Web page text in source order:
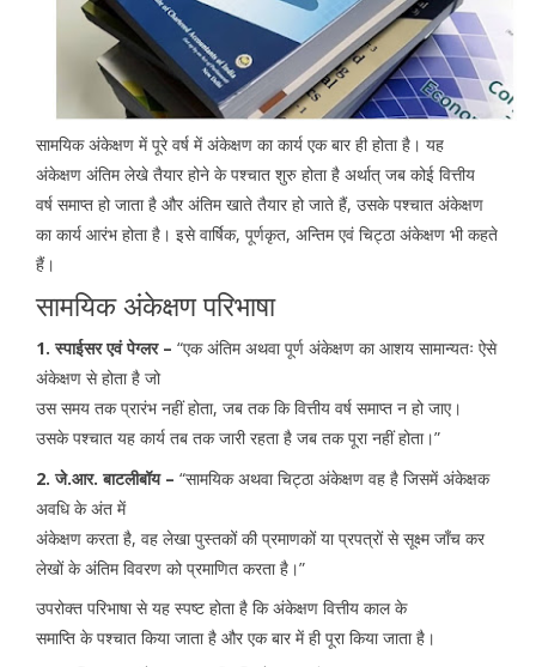
सामयिक अंकेक्षण में पूरे वर्ष में अंकेक्षण का कार्य एक बार ही होता है। यह
अंकेक्षण अंतिम लेखे तैयार होने के पश्चात शुरु होता है अर्थात् जब कोई वित्तीय
वर्ष समाप्त हो जाता है और अंतिम खाते तैयार हो जाते हैं, उसके पश्चात अंकेक्षण
का कार्य आरंभ होता है। इसे वार्षिक, पूर्णकृत, अन्तिम एवं चिट्ठा अंकेक्षण भी कहते
हैं।
सामयिक अंकेक्षण परिभाषा
1. स्पाईसर एवं पेग्लर – “एक अंतिम अथवा पूर्ण अंकेक्षण का आशय सामान्यतः ऐसे
अंकेक्षण से होता है जो
उस समय तक प्रारंभ नहीं होता, जब तक कि वित्तीय वर्ष समाप्त न हो जाए।
उसके पश्चात यह कार्य तब तक जारी रहता है जब तक पूरा नहीं होता।”
2. जे.आर. बाटलीबॉय – “सामयिक अथवा चिट्ठा अंकेक्षण वह है जिसमें अंकेक्षक
अवधि के अंत में
अंकेक्षण करता है, वह लेखा पुस्तकों की प्रमाणकों या प्रपत्रों से सूक्ष्म जाँच कर
लेखों के अंतिम विवरण को प्रमाणित करता है।”
उपरोक्त परिभाषा से यह स्पष्ट होता है कि अंकेक्षण वित्तीय काल के
समाप्ति के पश्चात किया जाता है और एक बार में ही पूरा किया जाता है।